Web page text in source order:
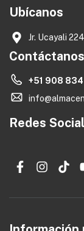
Ubícanos
Jr. Ucayali
Contáctanos
+51 908 834
Redes